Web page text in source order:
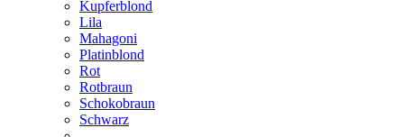
Kupferblond
Lila
Mahagoni
Platinblond
Rot
Rotbraun
Schokobraun
Schwarz